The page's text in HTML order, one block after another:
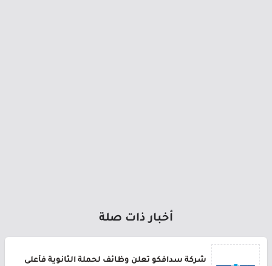
أخبار ذات صلة
شركة سدافكو تعلن وظائف لحملة الثانوية فأعلى